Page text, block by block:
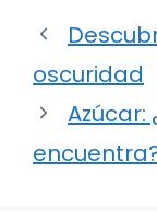
oscuridad
Azúcar: